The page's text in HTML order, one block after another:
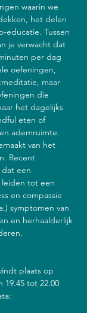
waarin we
het delen
educatie. Tussen
je verwacht dat
per dag
oefeningen,
maar
die
het dagelijks
eten of
ademruimte.
van het
Recent
een
leiden tot een
en compassie
symptomen van
en herhaalderlijk
plaats op
19.45 tot 22.00